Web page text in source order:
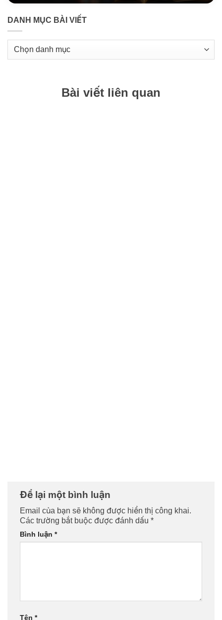
DANH MỤC BÀI VIẾT
mục
bài
Bài viết liên quan
Để lại một bình luận
Email của bạn sẽ không được hiển thị công khai.
Các trường bắt buộc được đánh dấu *
Bình luận *
Tên *